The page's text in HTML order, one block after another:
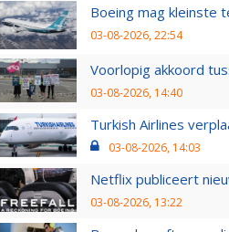
Boeing mag kleinste
03-08-2026, 22:54
Voorlopig akkoord
03-08-2026, 14:40
Turkish Airlines
03-08-2026, 14:03
Netflix publiceert
03-08-2026, 13:22